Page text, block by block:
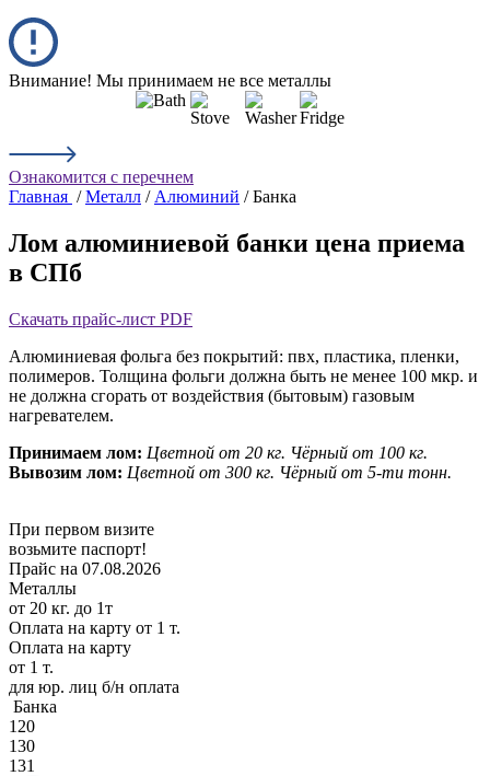
Внимание! Мы принимаем не все металлы
Ознакомится с перечнем
Главная /Металл / Алюминий / Банка
Лом алюминиевой банки цена приема
в СПб
Скачать прайс-лист PDF
Алюминиевая фольга без покрытий: пвх, пластика, пленки,
полимеров. Толщина фольги должна быть не менее 100 мкр. и
не должна сгорать от воздействия (бытовым) газовым
нагревателем.
Принимаем лом: Цветной от 20 кг. Чёрный от 100 кг.
Вывозим лом: Цветной от 300 кг. Чёрный от 5-ти тонн.
При первом визите
возьмите паспорт!
Прайс на 07.08.2026
Металлы
от 20 кг. до 1т
Оплата на карту от 1 т.
Оплата на карту
от 1 т.
для юр. лиц б/н оплата
Банка
120
130
131